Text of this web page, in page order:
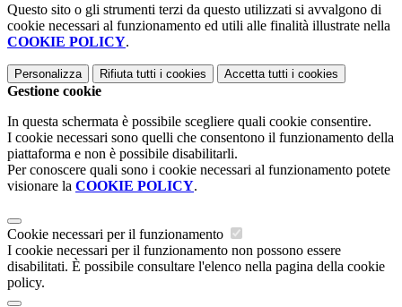
Questo sito o gli strumenti terzi da questo utilizzati si avvalgono di
cookie necessari al funzionamento ed utili alle finalità illustrate nella
COOKIE POLICY.
Personalizza Rifiuta tutti i cookies Accetta tutti i cookies
Gestione cookie
In questa schermata è possibile scegliere quali cookie consentire.
I cookie necessari sono quelli che consentono il funzionamento della
piattaforma e non è possibile disabilitarli.
Per conoscere quali sono i cookie necessari al funzionamento potete
visionare la COOKIE POLICY.
Cookie necessari per il funzionamento
I cookie necessari per il funzionamento non possono essere
disabilitati. È possibile consultare l'elenco nella pagina della cookie
policy.